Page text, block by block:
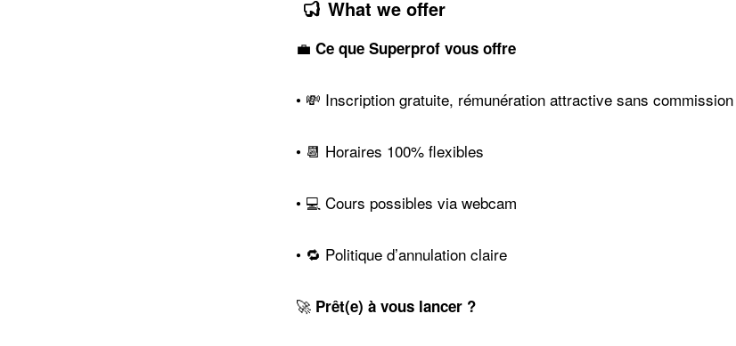
What we offer
💼 Ce que Superprof vous offre
• 💸 Inscription gratuite, rémunération attractive sans commission
• 📆 Horaires 100% flexibles
• 💻 Cours possibles via webcam
• 🔁 Politique d’annulation claire
🚀 Prêt(e) à vous lancer ?